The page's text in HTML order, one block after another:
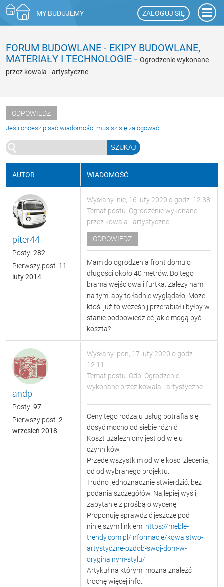
MY BUDUJEMY ZALOGUJ SIĘ
FORUM BUDOWLANE - EKIPY BUDOWLANE,
MATERIAŁY I TECHNOLOGIE - Ogrodzenie wykonane
przez kowala - artystyczne
ODPOWIEDZ
Jeśli chcesz pisać wiadomości musisz się zalogować.
AUTOR WIADOMOŚĆ
piter44
Posty: 282
Pierwszy post: 11
luty 2014
Wysłany: nie, 16 luty 2020 o godz. 12:38
Temat postu: Ogrodzenie wykonane
przez kowala - artystyczne
ODPOWIEDZ
Mam do ogrodzenia front domu o
długości około 40 metrów. Do tego
brama wejściowa i furtka. Zależy nam
na tym, aby to ładnie wyglądało. Moze
ktoś już to wcześnij przerabiał i byłby w
stanie podpowiedzieć jakie mogą być
koszta?
andp
Posty: 97
Pierwszy post: 2
wrzesień 2018
Wysłany: pon, 17 luty 2020 o godz.
12:11
Temat postu: Odp: Ogrodzenie
wykonane przez kowala - artystyczne
Ceny tego rodzaju usług potrafia się
dosyć mocno od siebie różnić.
Koszt uzależniony jest od wielu
czynników.
Przede wszystkim od wielkosci zlecenia,
od od wybranego projektu.
Trudno jednoznacznie stwierdzić, bez
podania szczegółów. Najlepiej wyślij
zapytanie z prośbą o wycenę.
Proponuję sprawdzić jeszcze pod
niniejszym linkiem: https://meble-
trendy.com.pl/informacje/kowalstwo-
artystyczne-ozdob-swoj-dom-w-
oryginalnym-stylu/
Artykuł na którym można znaleźć
trochę więcej info.